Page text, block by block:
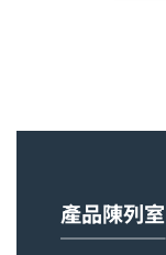
產品陳列室